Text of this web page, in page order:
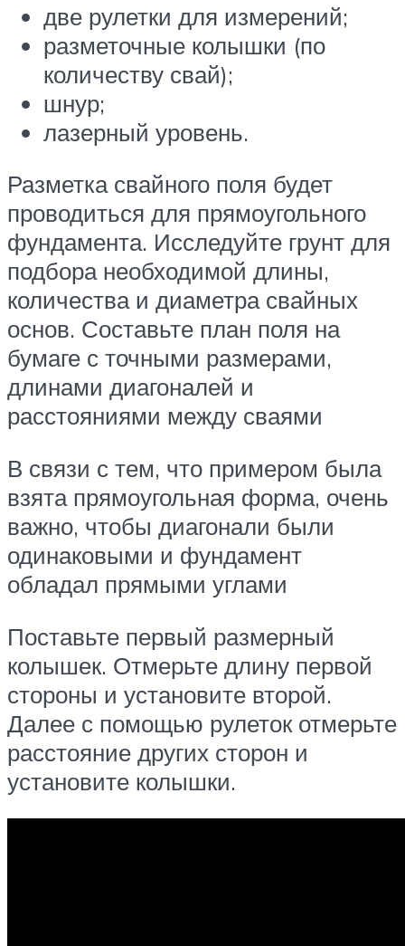
две рулетки для измерений;
разметочные колышки (по
количеству свай);
шнур;
лазерный уровень.
Разметка свайного поля будет
проводиться для прямоугольного
фундамента. Исследуйте грунт для
подбора необходимой длины,
количества и диаметра свайных
основ. Составьте план поля на
бумаге с точными размерами,
длинами диагоналей и
расстояниями между сваями
В связи с тем, что примером была
взята прямоугольная форма, очень
важно, чтобы диагонали были
одинаковыми и фундамент
обладал прямыми углами
Поставьте первый размерный
колышек. Отмерьте длину первой
стороны и установите второй.
Далее с помощью рулеток отмерьте
расстояние других сторон и
установите колышки.